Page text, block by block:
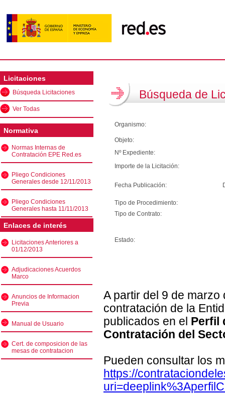
Licitaciones
Búsqueda Licitaciones
Ver Todas
Normativa
Normas Internas de
Contratación EPE Red.es
Pliego Condiciones
Generales desde 12/11/2013
Pliego Condiciones
Generales hasta 11/11/2013
Enlaces de interés
Licitaciones Anteriores a
01/12/2013
Adjudicaciones Acuerdos
Marco
Anuncios de Informacion
Previa
Manual de Usuario
Cert. de composicion de las
mesas de contratacion
Búsqueda de
Organismo:
Objeto:
Nº Expediente:
Importe de la Licitación:
Fecha Publicación:
Tipo de Procedimiento:
Tipo de Contrato:
Estado:
A partir del 9 de
contratación de la
publicados en el Perfil
Contratación del
Pueden consultar los
https://